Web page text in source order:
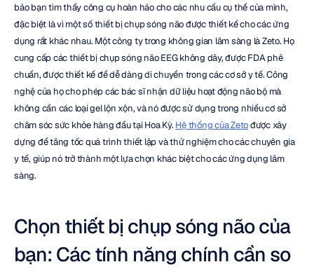
bảo bạn tìm thấy công cụ hoàn hảo cho các nhu cầu cụ thể của mình,
đặc biệt là vì một số thiết bị chụp sóng não được thiết kế cho các ứng
dụng rất khác nhau. Một công ty trong không gian lâm sàng là Zeto. Họ
cung cấp các thiết bị chụp sóng não EEG không dây, được FDA phê
chuẩn, được thiết kế để dễ dàng di chuyển trong các cơ sở y tế. Công
nghệ của họ cho phép các bác sĩ nhận dữ liệu hoạt động não bộ mà
không cần các loại gel lộn xộn, và nó được sử dụng trong nhiều cơ sở
chăm sóc sức khỏe hàng đầu tại Hoa Kỳ. Hệ thống của Zeto được xây
dựng để tăng tốc quá trình thiết lập và thử nghiệm cho các chuyên gia
y tế, giúp nó trở thành một lựa chọn khác biệt cho các ứng dụng lâm
sàng.
Chọn thiết bị chụp sóng não của
bạn: Các tính năng chính cần so